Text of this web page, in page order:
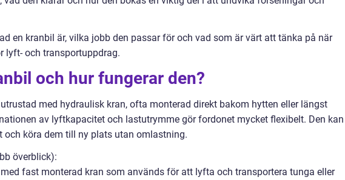
en kranbil är, vilka jobb den passar för och vad som är värt att tänka på när
lyft- och transportuppdrag.
och hur fungerar den?
med hydraulisk kran, ofta monterad direkt bakom hytten eller längst
av lyftkapacitet och lastutrymme gör fordonet mycket flexibelt. Den kan
och köra dem till ny plats utan omlastning.
överblick):
fast monterad kran som används för att lyfta och transportera tunga eller